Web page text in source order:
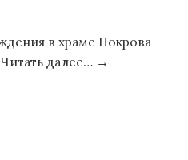
в храме Покрова
далее… →